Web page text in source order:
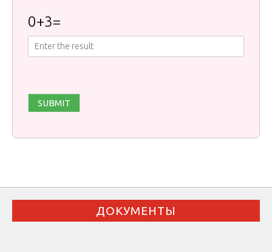
0+3=
ДОКУМЕНТЫ